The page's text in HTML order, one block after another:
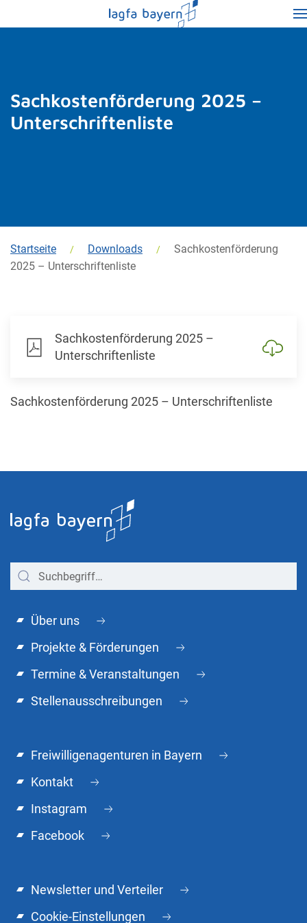
Sachkostenförderung 2025 –
Unterschriftenliste
Startseite Downloads
Sachkostenförderung
2025 – Unterschriftenliste
Sachkostenförderung 2025 –
Unterschriftenliste
Sachkostenförderung 2025 – Unterschriftenliste
Über uns
Projekte & Förderungen
Termine & Veranstaltungen
Stellenausschreibungen
Freiwilligenagenturen in Bayern
Kontakt
Instagram
Facebook
Newsletter und Verteiler
Cookie-Einstellungen